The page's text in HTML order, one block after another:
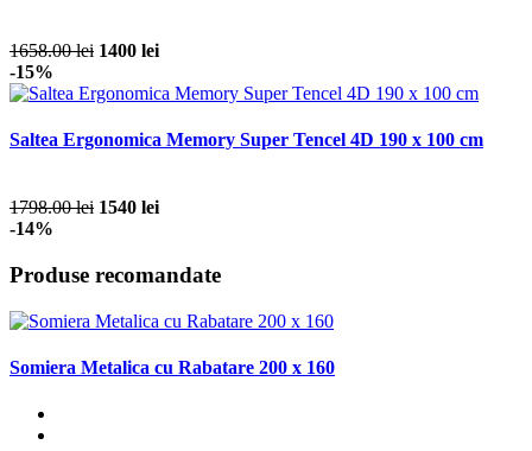
1658.00 lei 1400 lei
-15%
Saltea Ergonomica Memory Super Tencel 4D 190 x 100 cm
1798.00 lei 1540 lei
-14%
Produse recomandate
Somiera Metalica cu Rabatare 200 x 160